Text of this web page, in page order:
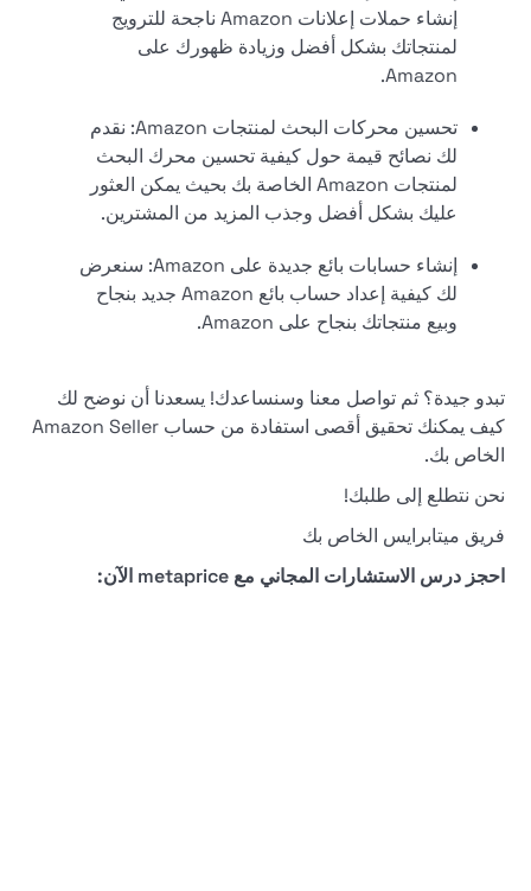
إنشاء حملات إعلانات Amazon ناجحة للترويج
لمنتجاتك بشكل أفضل وزيادة ظهورك على
Amazon.
تحسين محركات البحث لمنتجات Amazon: نقدم
لك نصائح قيمة حول كيفية تحسين محرك البحث
لمنتجات Amazon الخاصة بك بحيث يمكن العثور
عليك بشكل أفضل وجذب المزيد من المشترين.
إنشاء حسابات بائع جديدة على Amazon: سنعرض
لك كيفية إعداد حساب بائع Amazon جديد بنجاح
وبيع منتجاتك بنجاح على Amazon.
تبدو جيدة؟ ثم تواصل معنا وسنساعدك! يسعدنا أن نوضح لك
كيف يمكنك تحقيق أقصى استفادة من حساب Amazon Seller
الخاص بك.
نحن نتطلع إلى طلبك!
فريق ميتابرايس الخاص بك
احجز درس الاستشارات المجاني مع metaprice الآن: